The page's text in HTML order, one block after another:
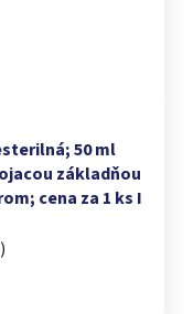
50 ml
základňou
cena za 1 ks I
)